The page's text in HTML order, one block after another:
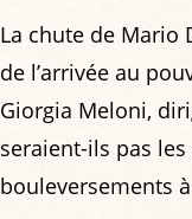
La chute de Mario
de l’arrivée au
Giorgia Meloni,
seraient-ils pas
bouleversements